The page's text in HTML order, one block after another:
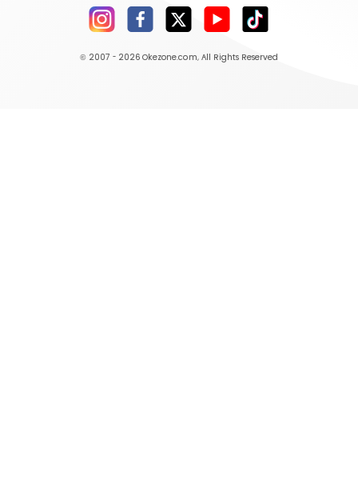
© 2007 - 2026 Okezone.com, All Rights Reserved